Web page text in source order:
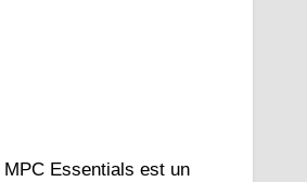
Essentials est un